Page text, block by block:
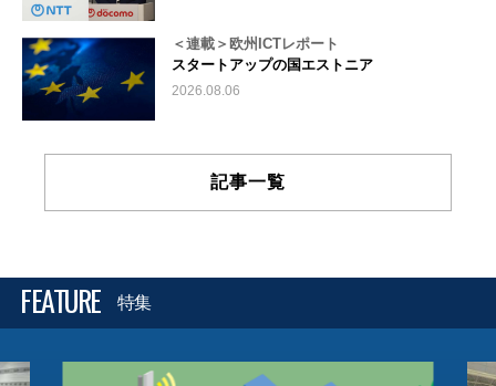
＜連載＞欧州ICTレポート
スタートアップの国エストニア
2026.08.06
記事一覧
FEATURE 特集